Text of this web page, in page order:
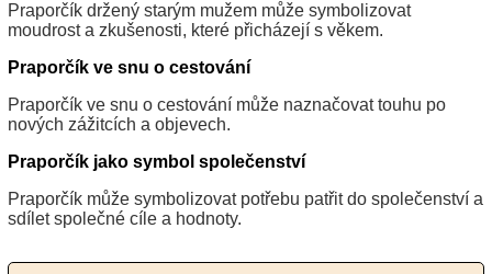
Praporčík držený starým mužem může symbolizovat
moudrost a zkušenosti, které přicházejí s věkem.
Praporčík ve snu o cestování
Praporčík ve snu o cestování může naznačovat touhu po
nových zážitcích a objevech.
Praporčík jako symbol společenství
Praporčík může symbolizovat potřebu patřit do společenství a
sdílet společné cíle a hodnoty.